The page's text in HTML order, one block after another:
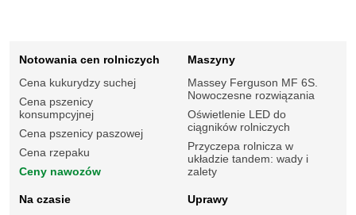
Notowania cen rolniczych
Cena kukurydzy suchej
Cena pszenicy
konsumpcyjnej
Cena pszenicy paszowej
Cena rzepaku
Ceny nawozów
Maszyny
Massey Ferguson MF 6S.
Nowoczesne rozwiązania
Oświetlenie LED do
ciągników rolniczych
Przyczepa rolnicza w
układzie tandem: wady i
zalety
Na czasie
Uprawy